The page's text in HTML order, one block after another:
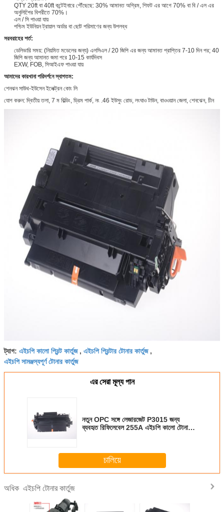
QTY 20ft বা 40ft কন্টেইনারে পৌঁছেছে: 30% আমানত অগ্রিম, শিফট এর আগে 70% বা বি / এল এর
অনুলিপিের বিপরীতে 70%।
এল / সি পাওয়া যায়
পশ্চিম ইউনিয়ন ট্রায়াল অর্ডার বা ছোট পরিমাণের জন্য উপলব্ধ
সরবরাহের শর্ত:
ডেলিভারি সময়: (নিয়মিত মডেলের জন্য) এলসিএল / 20 জিপি এর জন্য আমানত প্রাপ্তির 7-10 দিন পর; 40
জিপি জন্য আমানত জমা পরে 10-15 কার্যদিবস
EXW, FOB, সিআইএফ পাওয়া যায়
আমাদের কারখানা পরিদর্শনে স্বাগতম:
শেনঝন সাউথ-ইউসেন ইলেক্ট্রন কোং লি
যোগ করুন: দ্বিতীয় তলা, 7 ম বিল্ডিং, ড্রিম পার্ক, নং .46 ইউসুং রোড, লংঘাও টাউন, বাওওয়ান জেলা, শেনঝেন, চীন
ট্যাগ: এইচপি কালো প্রিন্ট কার্তুজ, এইচপি প্রিন্টার টোনার কার্তুজ,
এইচপি সামঞ্জস্যপূর্ণ টোনার কার্তুজ
এর সেরা মূল্য পান
নতুন OPC সঙ্গে লেজারজেট P3015 জন্য
ব্যবহৃত রিফিলেবেল 255A এইচপি কালো টোনার
চালিয়ে
অধিক এইচপি টোনার কার্তুজ